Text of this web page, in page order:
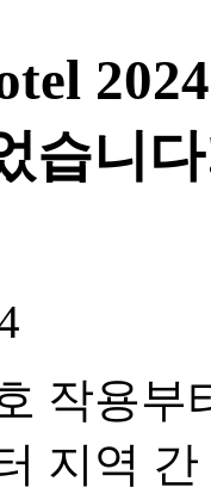
습니
작용부
지역